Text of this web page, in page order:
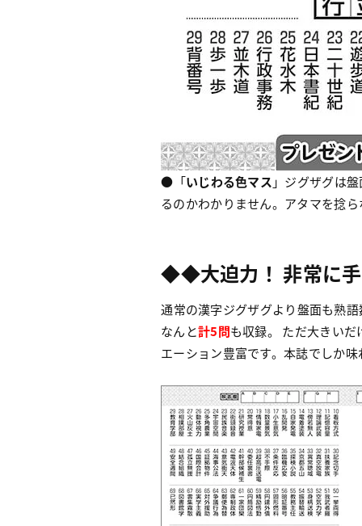
●「いじわる色マス 」ジグザグは
るのかわかりません。アタマを捻
◆◆大迫力！ 非常に
通常の漢字ジグザグより盤面も熟
なんと計5問も収録。 ただ大きい
エーション豊富です。本誌でしか